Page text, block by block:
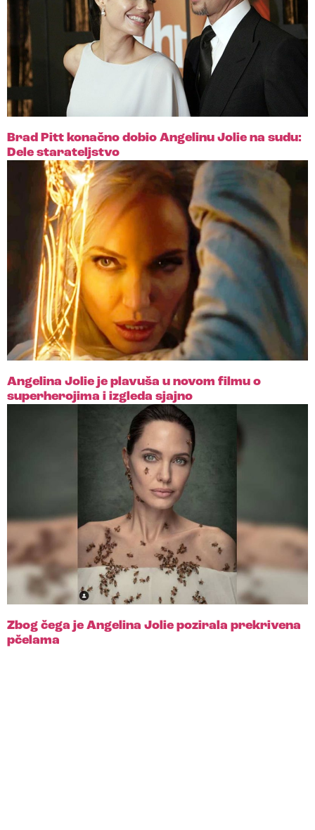
Brad Pitt konačno dobio Angelinu Jolie na sudu:
Dele starateljstvo
Angelina Jolie je plavuša u novom filmu o
superherojima i izgleda sjajno
Zbog čega je Angelina Jolie pozirala prekrivena
pčelama